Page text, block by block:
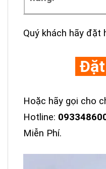
Quý khách hãy đặt
Hoặc hãy gọi cho
Hotline:
Miễn Phí.